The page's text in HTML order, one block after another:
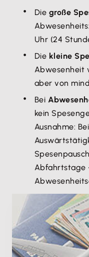
Die große
Uhr (24
Die kleine
Abwesenheit
aber von
Bei
kein
Ausnahme:
Abfahrtstage